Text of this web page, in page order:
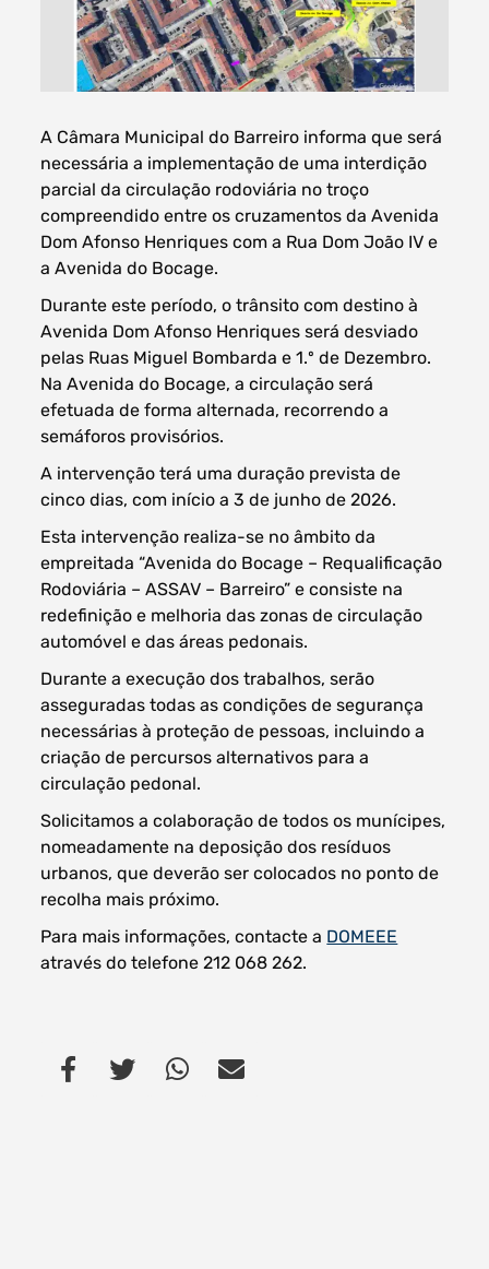
Filtros dos meses
data
procurar
A Câmara Municipal do Barreiro informa que será
necessária a implementação de uma interdição
parcial da circulação rodoviária no troço
compreendido entre os cruzamentos da Avenida
Dom Afonso Henriques com a Rua Dom João IV e
a Avenida do Bocage.
Durante este período, o trânsito com destino à
Avenida Dom Afonso Henriques será desviado
pelas Ruas Miguel Bombarda e 1.º de Dezembro.
Na Avenida do Bocage, a circulação será
efetuada de forma alternada, recorrendo a
semáforos provisórios.
A intervenção terá uma duração prevista de
cinco dias, com início a 3 de junho de 2026.
Esta intervenção realiza-se no âmbito da
empreitada “Avenida do Bocage – Requalificação
Rodoviária – ASSAV – Barreiro” e consiste na
redefinição e melhoria das zonas de circulação
automóvel e das áreas pedonais.
Durante a execução dos trabalhos, serão
asseguradas todas as condições de segurança
necessárias à proteção de pessoas, incluindo a
criação de percursos alternativos para a
circulação pedonal.
Solicitamos a colaboração de todos os munícipes,
nomeadamente na deposição dos resíduos
urbanos, que deverão ser colocados no ponto de
recolha mais próximo.
Para mais informações, contacte a DOMEEE
através do telefone 212 068 262.